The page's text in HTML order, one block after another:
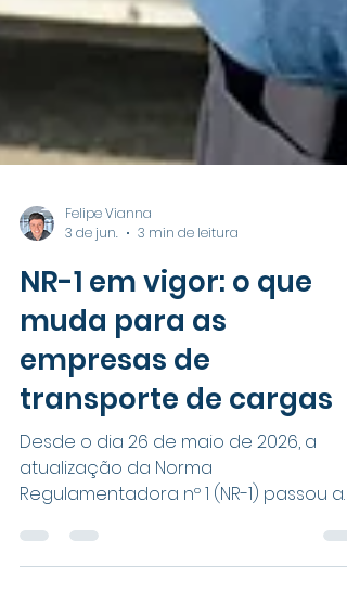
Felipe Vianna
3 de jun.
3 min de leitura
NR-1 em vigor: o que
muda para as
empresas de
transporte de cargas
Desde o dia 26 de maio de 2026, a
atualização da Norma